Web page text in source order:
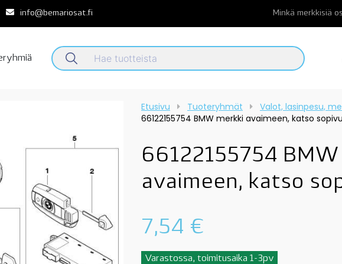
info@bemariosat.fi Minkä merkkisiä
Etusivu Tuoteryhmät
Valot, lasinpesu,
66122155754 BMW merkki avaimeen, katso
66122155754
avaimeen, katso
7,54 €
Varastossa, toimitusaika 1-3pv